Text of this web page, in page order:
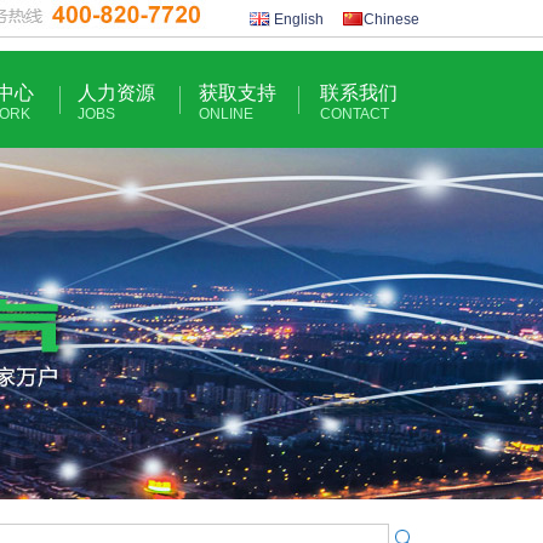
English Chinese
心 人力资源
JOBS
获取支持
ONLINE
联系我们
CONTACT